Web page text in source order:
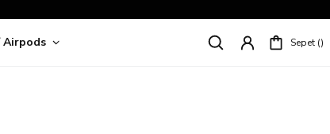
Airpods Sepet